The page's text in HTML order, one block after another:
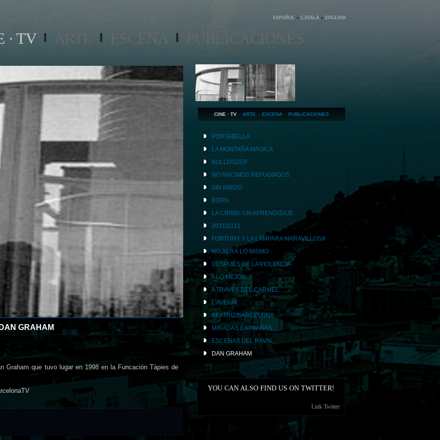
ESPAÑOL CATALÀ ENGLISH
· TV ARTE ESCENA PUBLICACIONES
GRAHAM
Graham que tuvo lugar en 1998 en la Funcación Tàpies de
CINE · TV ARTE ESCENA PUBLICACIONES
PORTABELLA
LA MONTAÑA MÁGICA
BULLDOZER
NO NACIMOS REFUGIADOS
SIN MIEDO
BORN
LA CRISIS: UN APRENDIZAJE
2031/2111
FORTUNY Y LA LÁMPARA MARAVILLOSA
NO SERÁ LO MISMO
DESPUÉS DE LA VIOLENCIA
A LO MEJOR
A TRAVÉS DEL CARMEL
L'AVENIR
BEATRIZ/BARCELONA
MIRADAS EXTRAÑAS
ESCENAS DEL RAVAL
DAN GRAHAM
YOU CAN ALSO FIND US ON TWITTER!
Link Twitter